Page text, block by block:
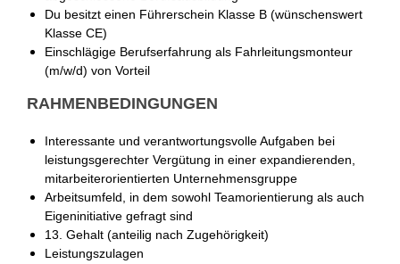
Du besitzt einen Führerschein Klasse B (wünschenswert
Klasse CE)
Einschlägige Berufserfahrung als Fahrleitungsmonteur
(m/w/d) von Vorteil
RAHMENBEDINGUNGEN
Interessante und verantwortungsvolle Aufgaben bei
leistungsgerechter Vergütung in einer expandierenden,
mitarbeiterorientierten Unternehmensgruppe
Arbeitsumfeld, in dem sowohl Teamorientierung als auch
Eigeninitiative gefragt sind
13. Gehalt (anteilig nach Zugehörigkeit)
Leistungszulagen